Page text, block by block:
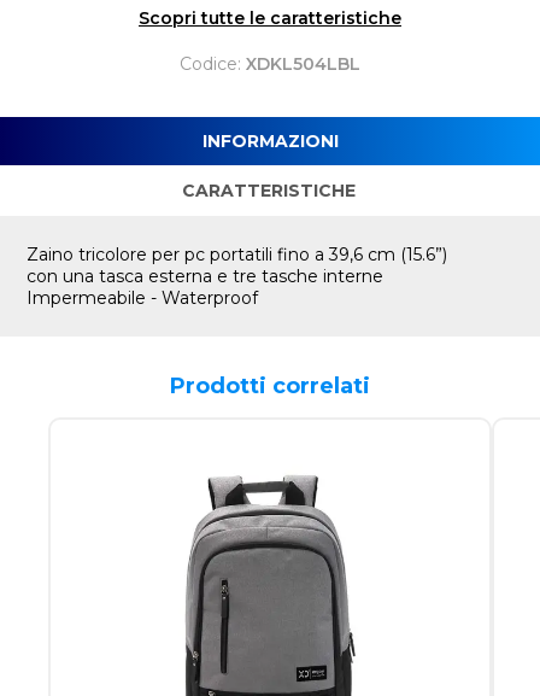
Scopri tutte le caratteristiche
Codice: XDKL504LBL
INFORMAZIONI
CARATTERISTICHE
Zaino tricolore per pc portatili fino a 39,6 cm (15.6”)
con una tasca esterna e tre tasche interne
Impermeabile - Waterproof
Prodotti correlati